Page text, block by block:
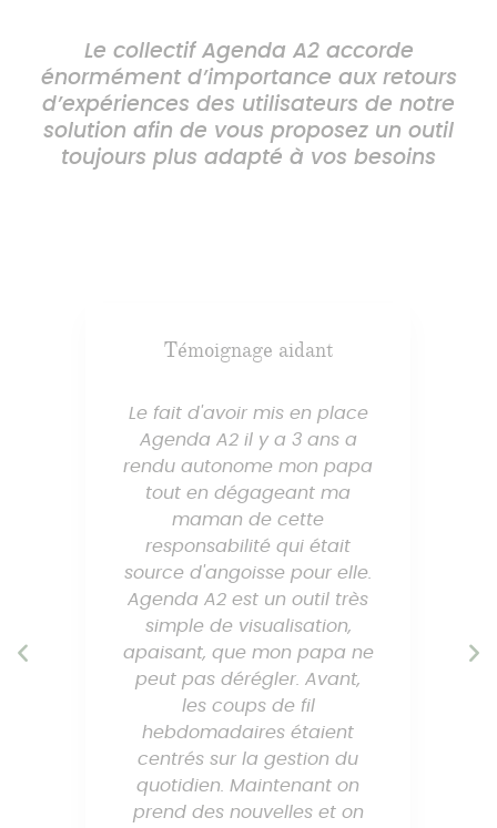
Le collectif Agenda A2 accorde
énormément d’importance aux retours
d’expériences des utilisateurs de notre
solution afin de vous proposez un outil
toujours plus adapté à vos besoins
Témoignage aidant
Le fait d'avoir mis en place
Agenda A2 il y a 3 ans a
rendu autonome mon papa
tout en dégageant ma
maman de cette
responsabilité qui était
source d'angoisse pour elle.
Agenda A2 est un outil très
simple de visualisation,
apaisant, que mon papa ne
peut pas dérégler. Avant,
les coups de fil
hebdomadaires étaient
centrés sur la gestion du
quotidien. Maintenant on
prend des nouvelles et on